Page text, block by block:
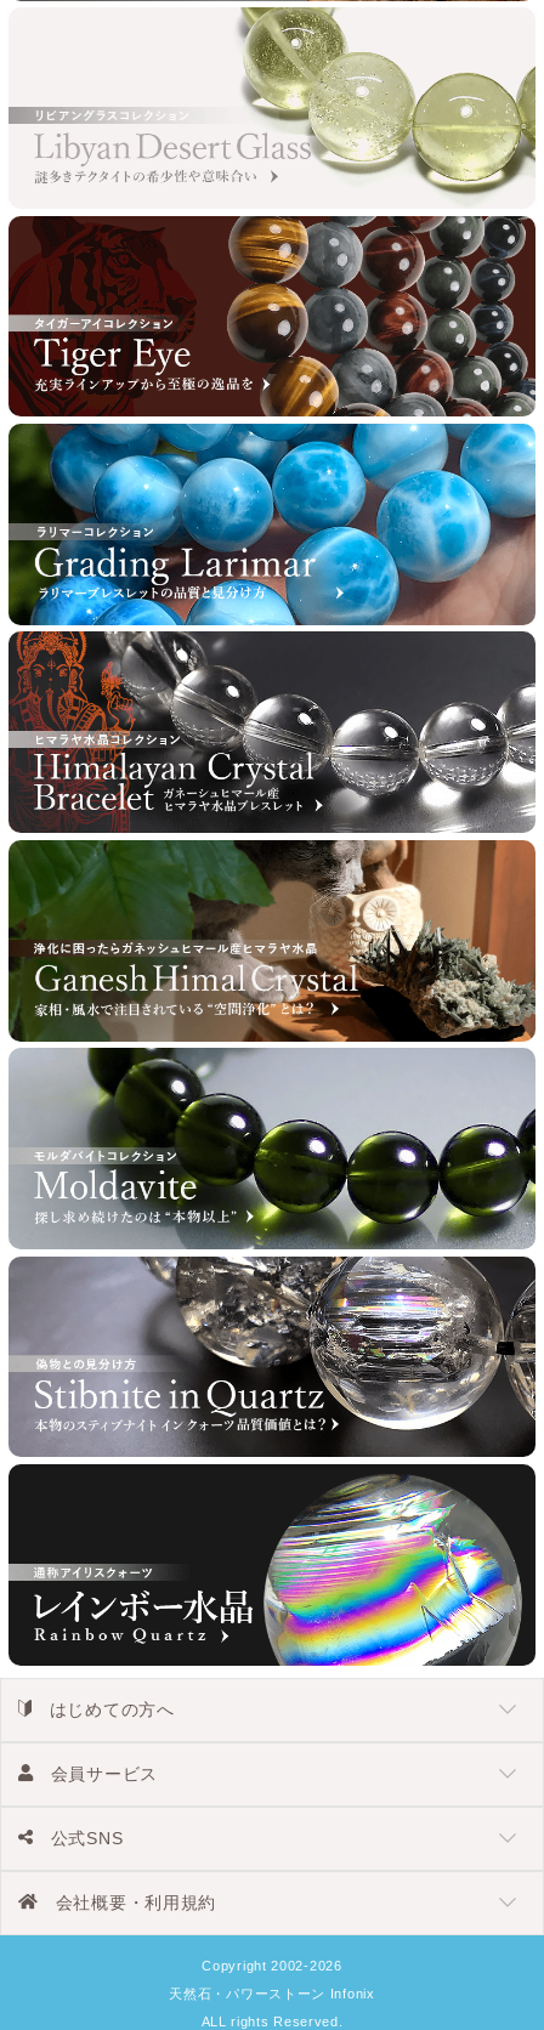
はじめての方へ
会員サービス
公式SNS
会社概要・利用規約
Copyright 2002-2026
天然石・パワーストーン Infonix
ALL rights Reserved.